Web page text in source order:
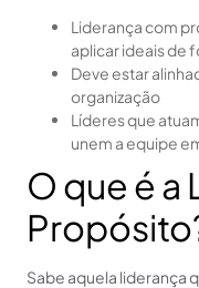
Liderança com
aplicar ideais de
Deve estar
organização
Líderes que
unem a equipe
O que é a
Sabe aquela liderança